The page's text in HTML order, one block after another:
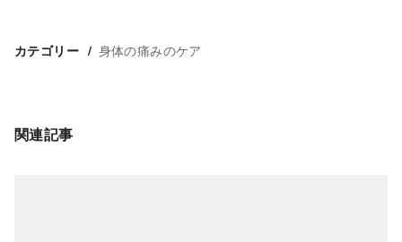
カテゴリー 身体の痛みのケア
関連記事